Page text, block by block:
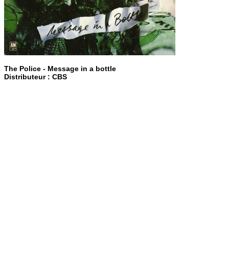
The Police - Message in a bottle
Distributeur : CBS